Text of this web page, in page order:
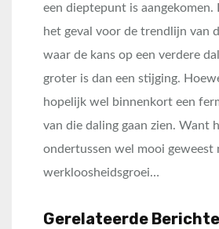
een dieptepunt is
het geval voor de trendlijn van
waar de kans op een verdere
groter is dan een stijging.
hopelijk wel binnenkort een
van die daling gaan zien. Want
ondertussen wel mooi geweest
werkloosheidsgroei…
Gerelateerde